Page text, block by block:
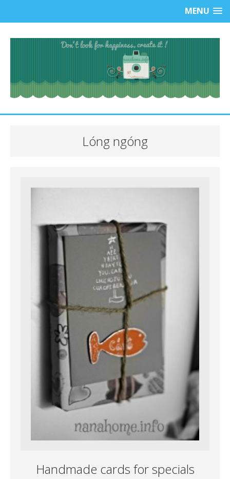
MENU
Lóng ngóng
Handmade cards for specials